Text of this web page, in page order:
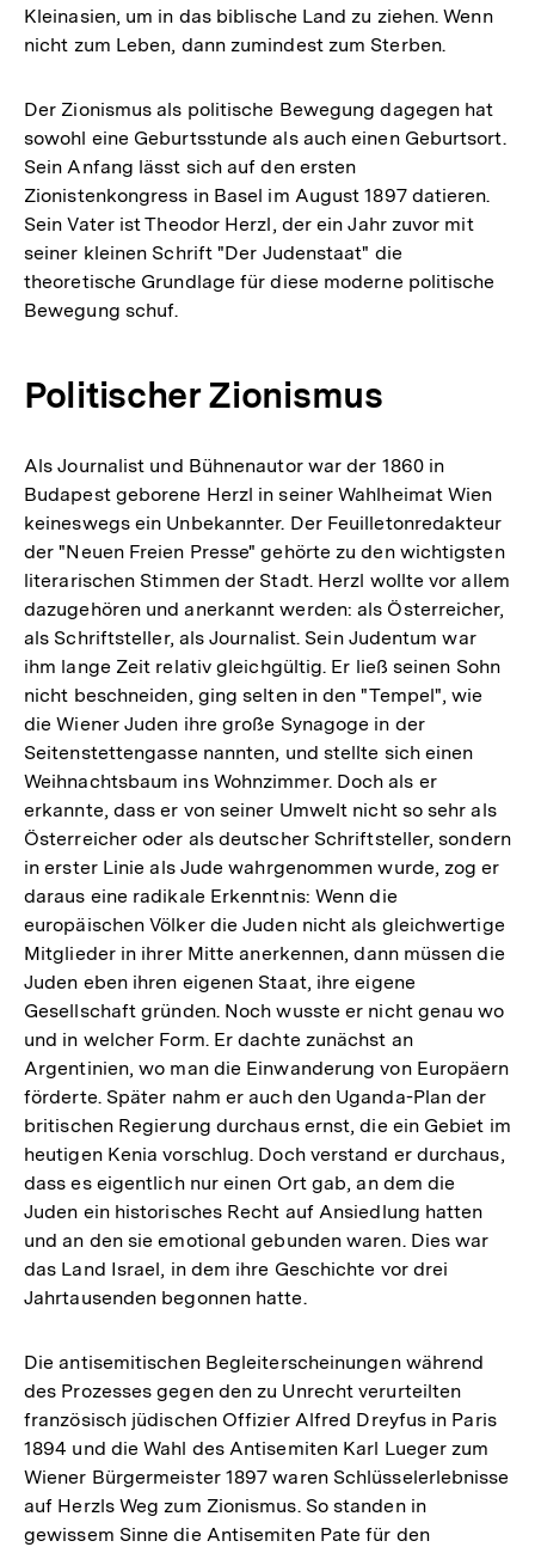
Kleinasien, um in das biblische Land zu ziehen. Wenn
nicht zum Leben, dann zumindest zum Sterben.
Der Zionismus als politische Bewegung dagegen hat
sowohl eine Geburtsstunde als auch einen Geburtsort.
Sein Anfang lässt sich auf den ersten
Zionistenkongress in Basel im August 1897 datieren.
Sein Vater ist Theodor Herzl, der ein Jahr zuvor mit
seiner kleinen Schrift "Der Judenstaat" die
theoretische Grundlage für diese moderne politische
Bewegung schuf.
Politischer Zionismus
Als Journalist und Bühnenautor war der 1860 in
Budapest geborene Herzl in seiner Wahlheimat Wien
keineswegs ein Unbekannter. Der Feuilletonredakteur
der "Neuen Freien Presse" gehörte zu den wichtigsten
literarischen Stimmen der Stadt. Herzl wollte vor allem
dazugehören und anerkannt werden: als Österreicher,
als Schriftsteller, als Journalist. Sein Judentum war
ihm lange Zeit relativ gleichgültig. Er ließ seinen Sohn
nicht beschneiden, ging selten in den "Tempel", wie
die Wiener Juden ihre große Synagoge in der
Seitenstettengasse nannten, und stellte sich einen
Weihnachtsbaum ins Wohnzimmer. Doch als er
erkannte, dass er von seiner Umwelt nicht so sehr als
Österreicher oder als deutscher Schriftsteller, sondern
in erster Linie als Jude wahrgenommen wurde, zog er
daraus eine radikale Erkenntnis: Wenn die
europäischen Völker die Juden nicht als gleichwertige
Mitglieder in ihrer Mitte anerkennen, dann müssen die
Juden eben ihren eigenen Staat, ihre eigene
Gesellschaft gründen. Noch wusste er nicht genau wo
und in welcher Form. Er dachte zunächst an
Argentinien, wo man die Einwanderung von Europäern
förderte. Später nahm er auch den Uganda-Plan der
britischen Regierung durchaus ernst, die ein Gebiet im
heutigen Kenia vorschlug. Doch verstand er durchaus,
dass es eigentlich nur einen Ort gab, an dem die
Juden ein historisches Recht auf Ansiedlung hatten
und an den sie emotional gebunden waren. Dies war
das Land Israel, in dem ihre Geschichte vor drei
Jahrtausenden begonnen hatte.
Die antisemitischen Begleiterscheinungen während
des Prozesses gegen den zu Unrecht verurteilten
französisch jüdischen Offizier Alfred Dreyfus in Paris
1894 und die Wahl des Antisemiten Karl Lueger zum
Wiener Bürgermeister 1897 waren Schlüsselerlebnisse
auf Herzls Weg zum Zionismus. So standen in
gewissem Sinne die Antisemiten Pate für den